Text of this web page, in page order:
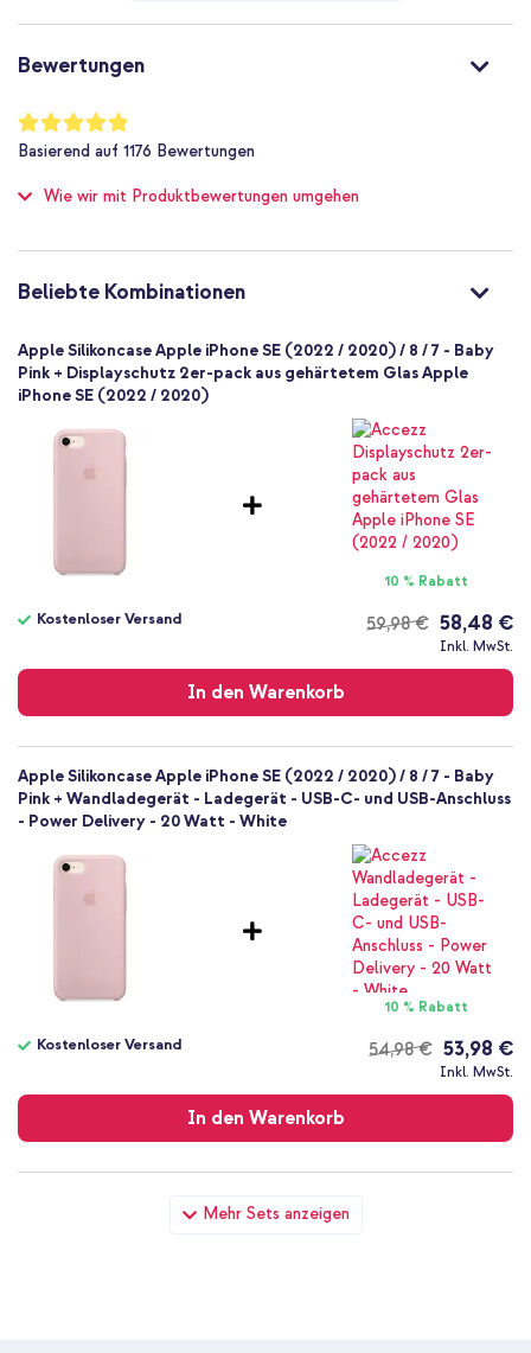
Schäden schützt? Bestellen Sie dann dieses Apple Silikon-Case!
Tipp:Sehen Sie sich auch die Displayschutzfolien an, um Ihr Gerät
Nein
Nein
Nein
190198001481
MMX12ZM/A
Rosa
Silikon und TPU (weich)
Kein
A1660, A1778, A1779, A1863, A1905, A1906,
A2275, A2296, A2298, A2595, A2782, A2783, A2784, A2785
Nein
Hülle
Rückseite & Seite
Bewertungen
Bewertung:
97
%
of
Basierend auf 1176 Bewertungen
Wie wir mit Produktbewertungen umgehen
Beliebte Kombinationen
Mehr Sets anzeigen
Apple Silikoncase Apple iPhone SE (2022 / 2020) / 8 / 7 - Baby
Pink + Displayschutz 2er-pack aus gehärtetem Glas Apple
iPhone SE (2022 / 2020)
10 % Rabatt
59,98 €
Kostenloser Versand 58,48 €
Inkl. MwSt.
In den Warenkorb
Versand
Apple Silikoncase Apple iPhone SE (2022 / 2020) / 8 / 7 - Baby
Pink + Wandladegerät - Ladegerät - USB-C- und USB-Anschluss
- Power Delivery - 20 Watt - White
10 % Rabatt
54,98 €
Kostenloser Versand 53,98 €
Inkl. MwSt.
In den Warenkorb
Versand
Apple Silikoncase Apple iPhone SE (2022 / 2020) / 8 / 7 - Baby
Pink + USB-C zu Lightning-Kabel - Refurbished - 1 Meter - Weiß